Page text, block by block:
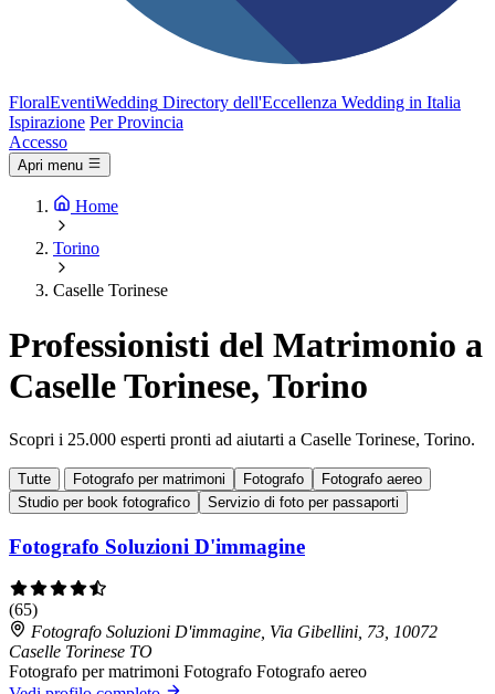
FloralEventiWedding Directory dell'Eccellenza Wedding in Italia
Ispirazione Per Provincia
Accesso
Apri menu
Home
Torino
Caselle Torinese
Professionisti del Matrimonio a
Caselle Torinese, Torino
Scopri i 25.000 esperti pronti ad aiutarti a Caselle Torinese, Torino.
Tutte Fotografo per matrimoni Fotografo
Fotografo aereo
Studio per book fotografico
Servizio di foto per passaporti
Fotografo Soluzioni D'immagine
(65)
Fotografo Soluzioni D'immagine, Via Gibellini, 73, 10072
Caselle Torinese TO
Fotografo per matrimoni Fotografo Fotografo aereo